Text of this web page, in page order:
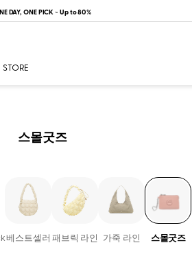
DAY, ONE PICK ~ Up to 80%
STORE
스몰굿즈
베스트셀러 패브릭 라인 가죽 라인 스몰굿즈